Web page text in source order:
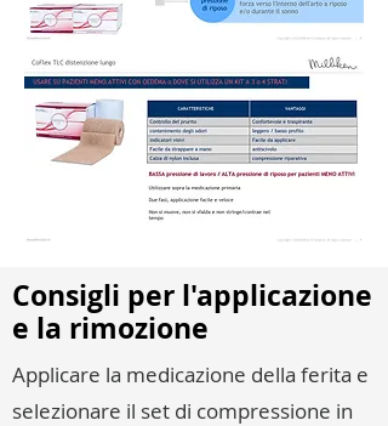
Consigli per l'applicazione
e la rimozione
Applicare la medicazione della ferita e
selezionare il set di compressione in